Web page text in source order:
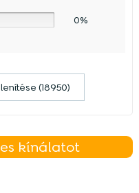
0%
(18950)
kínálatot